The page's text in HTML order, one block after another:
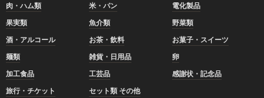
肉・ハム類 米・パン
電化製品
果実類
魚介類
野菜類
酒・アルコール
お茶・飲料
お菓子・スイーツ
麺類
雑貨・日用品
卵
加工食品
工芸品
感謝状・記念品
旅行・チケット
セット類 その他